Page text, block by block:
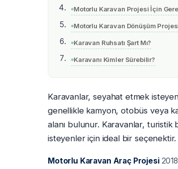
Motorlu Karavan Projesi İçin
Motorlu Karavan Dönüşüm
Karavan Ruhsatı Şart Mı?
Karavanı Kimler Sürebilir?
Karavanlar, seyahat etmek
genellikle kamyon, otobüs veya
alanı bulunur. Karavanlar,
isteyenler için ideal bir seçenektir.
Motorlu Karavan Araç Projesi